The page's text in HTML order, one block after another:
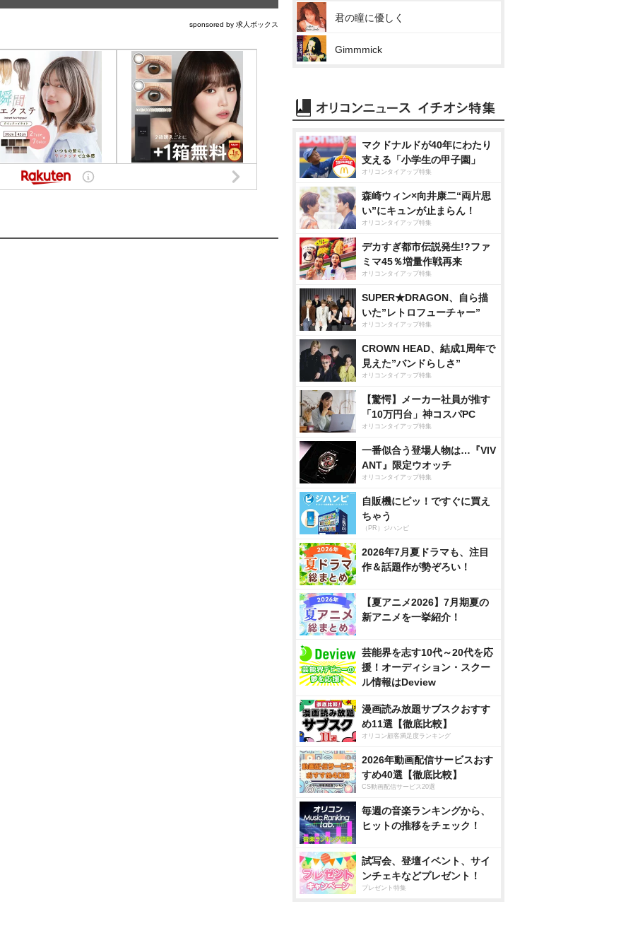
sponsored by 求人ボックス
君の瞳に優しく
Gimmmick
マクドナルドが40年にわたり
支える「小学生の甲子園」
オリコンタイアップ特集
森崎ウィン×向井康二“両片思
い”にキュンが止まらん！
オリコンタイアップ特集
デカすぎ都市伝説発生!?ファ
ミマ45％増量作戦再来
オリコンタイアップ特集
SUPER★DRAGON、自ら描
いた”レトロフューチャー”
オリコンタイアップ特集
CROWN HEAD、結成1周年で
見えた”バンドらしさ”
オリコンタイアップ特集
【驚愕】メーカー社員が推す
「10万円台」神コスパPC
オリコンタイアップ特集
一番似合う登場人物は…『VIV
ANT』限定ウオッチ
オリコンタイアップ特集
自販機にピッ！ですぐに買え
ちゃう
（PR）ジハンピ
2026年7月夏ドラマも、注目
作＆話題作が勢ぞろい！
【夏アニメ2026】7月期夏の
新アニメを一挙紹介！
芸能界を志す10代～20代を応
援！オーディション・スクー
ル情報はDeview
漫画読み放題サブスクおすす
め11選【徹底比較】
オリコン顧客満足度ランキング
2026年動画配信サービスおす
すめ40選【徹底比較】
CS動画配信サービス20選
毎週の音楽ランキングから、
ヒットの推移をチェック！
試写会、登壇イベント、サイ
ンチェキなどプレゼント！
プレゼント特集